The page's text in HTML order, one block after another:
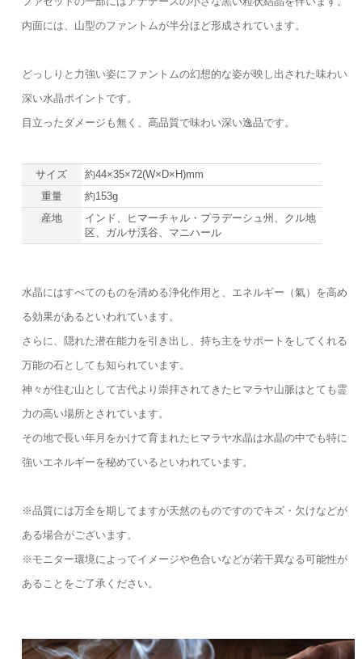
内面には、山型のファントムが半分ほど形成されています。
どっしりと力強い姿にファントムの幻想的な姿が映し出された味わい
深い水晶ポイントです。
目立ったダメージも無く、高品質で味わい深い逸品です。
サイズ
約44×35×72(W×D×H)mm
重量
約153g
産地
インド、ヒマーチャル・プラデーシュ州、クル地
区、ガルサ渓谷、マニハール
水晶にはすべてのものを清める浄化作用と、エネルギー（氣）を高め
る効果があるといわれています。
さらに、隠れた潜在能力を引き出し、持ち主をサポートをしてくれる
万能の石としても知られています。
神々が住む山として古代より崇拝されてきたヒマラヤ山脈はとても霊
力の高い場所とされています。
その地で長い年月をかけて育まれたヒマラヤ水晶は水晶の中でも特に
強いエネルギーを秘めているといわれています。
※品質には万全を期してますが天然のものですのでキズ・欠けなどが
ある場合がございます。
※モニター環境によってイメージや色合いなどが若干異なる可能性が
あることをご了承ください。